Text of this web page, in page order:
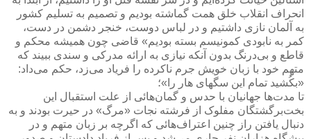
انحراف انقلاب خلق همت گماشته بودیم و تصمیم به تسلیم کشور
به آلمان نازی داشتیم و در لباس دوست، خنجر دشمن در دست،
کمر به نابودی کمونیسم بسته بودیم» قاضی چون همیشه محکم و
قاطع و بی‌درنگ بدون آنکه نیازی به ارائه مدرکی و سندی ببیند که
متهم خود با زبان خویش جرم ناکرده را فریاد می‌زد، حکم می‌داد: ‌
«بکُشید تمام این سگهای هار را»؛
تا مدت‌ها جهانیان با حدس و گمان‌هائی از علت استقبال این
بخت‌برگشتگان مفلوک از فرشته نجات «مرگ» در حیرت بودند و به
دنبال یافتن راز چنین اعتراف‌هائی که اگرچه بر زبان متهم و در